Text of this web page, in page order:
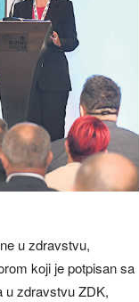
u zdravstvu,
koji je potpisan sa
u zdravstvu ZDK,